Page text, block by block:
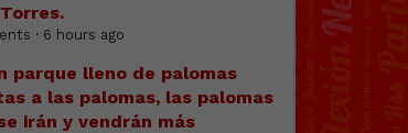
· 6 hours ago
parque lleno de palomas
a las palomas, las palomas
irán y vendrán más